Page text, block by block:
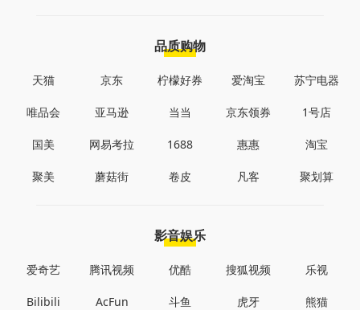
品质购物
天猫 京东 柠檬好券 爱淘宝 苏宁电器
唯品会 亚马逊 当当 京东领券 1号店
国美 网易考拉 1688 惠惠 淘宝
聚美 蘑菇街 卷皮 凡客 聚划算
影音娱乐
爱奇艺 腾讯视频 优酷 搜狐视频 乐视
Bilibili AcFun 斗鱼 虎牙 熊猫